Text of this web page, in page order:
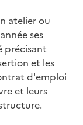
atelier ou
ses
précisant
et les
d'emploi
et leurs